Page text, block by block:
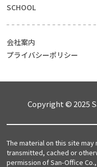
SCHOOL
会社案内
プライバシーポリシー
Copyright © 2025
The material on this site
transmitted, cached or
permission of San-Office